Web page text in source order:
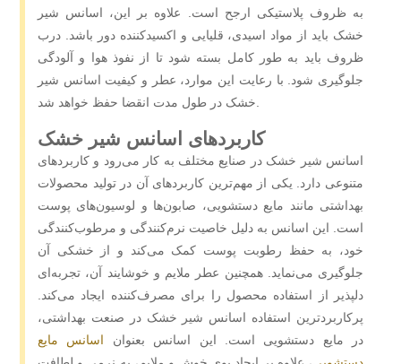
به ظروف پلاستیکی ارجح است. علاوه بر این، اسانس شیر
خشک باید از مواد اسیدی، قلیایی و اکسیدکننده دور باشد. درب
ظروف باید به‌ طور کامل بسته شود تا از نفوذ هوا و آلودگی
جلوگیری شود. با رعایت این موارد، عطر و کیفیت اسانس شیر
کاربردهای اسانس شیر خشک
اسانس شیر خشک در صنایع مختلف به کار می‌رود و کاربردهای
متنوعی دارد. یکی از مهم‌ترین کاربردهای آن در تولید محصولات
بهداشتی مانند مایع دستشویی، صابون‌ها و لوسیون‌های پوست
است. این اسانس به دلیل خاصیت نرم‌کنندگی و مرطوب‌کنندگی
خود، به حفظ رطوبت پوست کمک می‌کند و از خشکی آن
جلوگیری می‌نماید. همچنین عطر ملایم و خوشایند آن، تجربه‌ای
دلپذیر از استفاده محصول را برای مصرف‌کننده ایجاد می‌کند.
پرکاربردترین استفاده اسانس شیر خشک در صنعت بهداشتی،
در مایع دستشویی است. این اسانس بعنوان اسانس مایع